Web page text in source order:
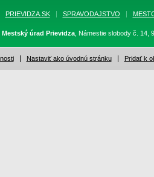
PRIEVIDZA.SK SPRAVODAJSTVO
Mestský úrad Prievidza, Námestie slobody č. 14,
Nastaviť ako úvodnú stránku Pridať k